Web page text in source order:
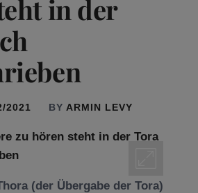
in der
2021 BY ARMIN LEVY
(der Übergabe der Tora)